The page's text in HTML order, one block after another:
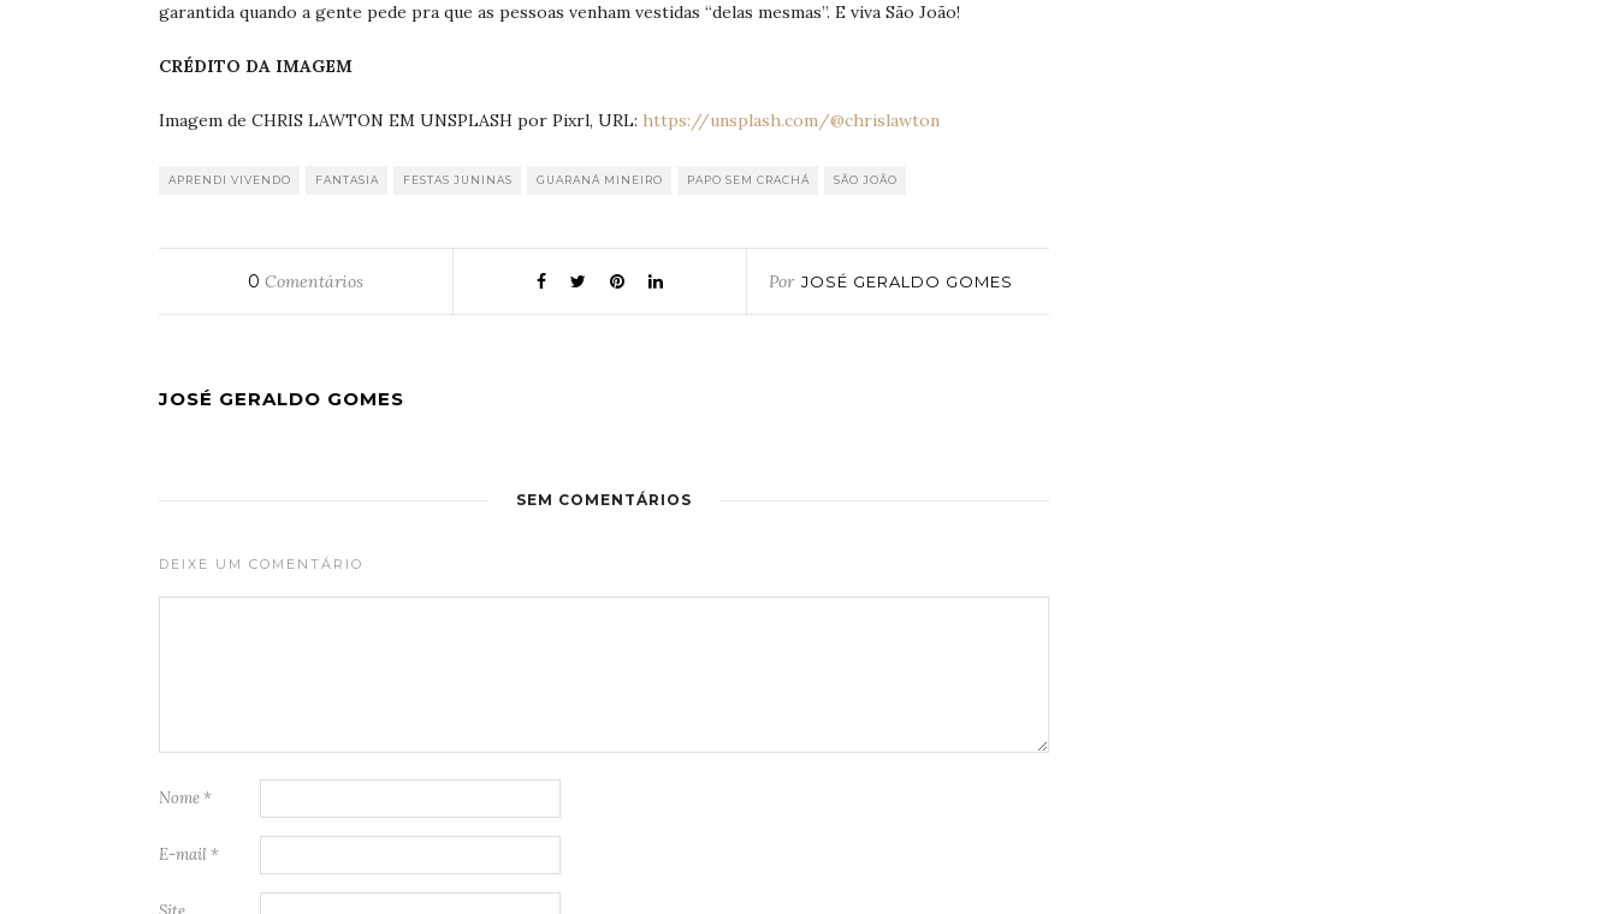
garantida quando a gente pede pra que as pessoas venham vestidas “delas mesmas”. E viva São João!
CRÉDITO DA IMAGEM
Imagem de CHRIS LAWTON EM UNSPLASH por Pixrl, URL: https://unsplash.com/@chrislawton
APRENDI VIVENDO FANTASIA FESTAS JUNINAS GUARANÁ MINEIRO PAPO SEM CRACHÁ SÃO JOÃO
0 Comentários Por JOSÉ GERALDO GOMES
JOSÉ GERALDO GOMES
SEM COMENTÁRIOS
DEIXE UM COMENTÁRIO
Nome *
E-mail *